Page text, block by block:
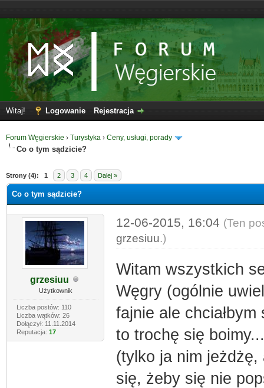
Witaj! Logowanie Rejestracja
Forum Węgierskie › Turystyka › Ceny, usługi, porady
Co o tym sądzicie?
Strony (4): 1 2 3 4 Dalej »
Co o tym sądzicie?
grzesiuu
Użytkownik
Liczba postów: 110
Liczba wątków: 26
Dołączył: 11.11.2014
Reputacja: 17
12-06-2015, 16:04 (Ten
grzesiuu.)
Witam wszystkich
Węgry (ogólnie
fajnie ale
to trochę się
(tylko ja nim
się, żeby się nie